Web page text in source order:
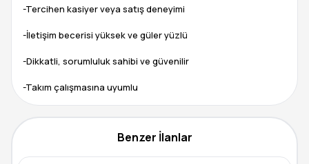
-Tercihen kasiyer veya satış deneyimi
-İletişim becerisi yüksek ve güler yüzlü
-Dikkatli, sorumluluk sahibi ve güvenilir
Benzer İlanlar